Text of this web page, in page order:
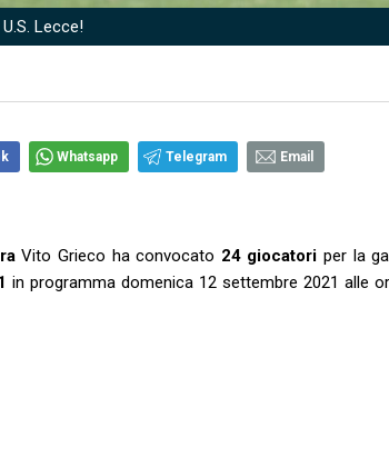
Lecce!
Whatsapp Telegram Email
Vito Grieco ha convocato 24 giocatori per la
in programma domenica 12 settembre 2021 alle